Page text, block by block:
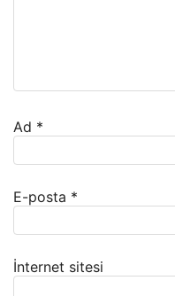
Ad *
E-posta *
İnternet sitesi